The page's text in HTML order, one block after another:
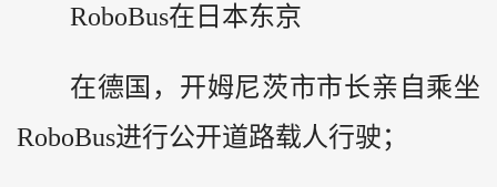
RoboBus在日本东京
在德国，开姆尼茨市市长亲自乘坐
RoboBus进行公开道路载人行驶；